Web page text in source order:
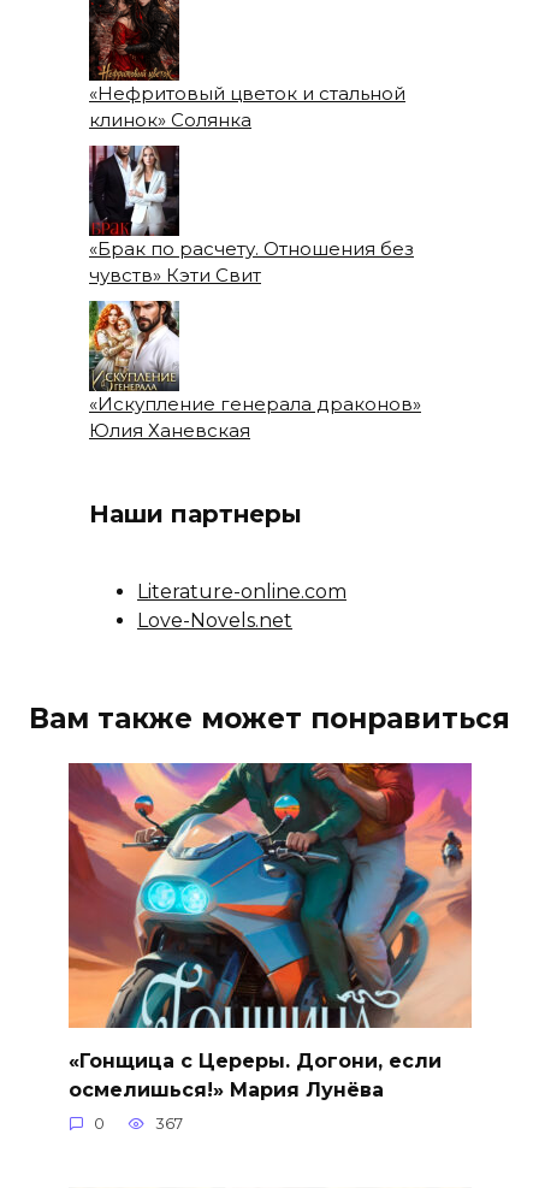
«Нефритовый цветок и стальной
клинок» Солянка
«Брак по расчету. Отношения без
чувств» Кэти Свит
«Искупление генерала драконов»
Юлия Ханевская
Наши партнеры
Literature-online.com
Love-Novels.net
Вам также может понравиться
«Гонщица с Цереры. Догони, если
осмелишься!» Мария Лунёва
0 367